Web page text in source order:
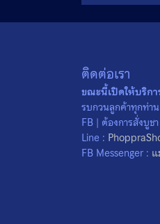
ติดต่อเรา
ขณะนี้เปิดให้บริก
รบกวนลูกค้าทุกท่า
FB | ต้องการสั่งบู
Line :
FB Messenger :